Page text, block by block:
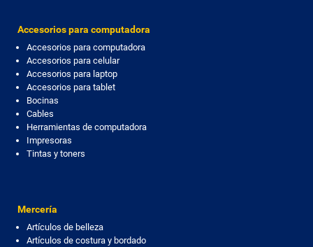
Accesorios para computadora
Accesorios para computadora
Accesorios para celular
Accesorios para laptop
Accesorios para tablet
Bocinas
Cables
Herramientas de computadora
Impresoras
Tintas y toners
Mercería
Artículos de belleza
Artículos de costura y bordado